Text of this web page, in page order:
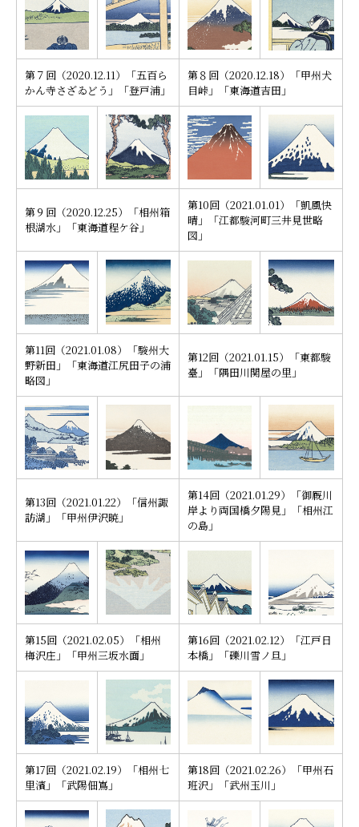
第７回（2020.12.11）「五百ら
かん寺さざゐどう」「登戸浦」
第８回（2020.12.18）「甲州犬
目峠」「東海道吉田」
第９回（2020.12.25）「相州箱
根湖水」「東海道程ケ谷」
第10回（2021.01.01）「凱風快
晴」「江都駿河町三井見世略
図」
第11回（2021.01.08）「駿州大
野新田」「東海道江尻田子の浦
略図」
第12回（2021.01.15）「東都駿
臺」「隅田川関屋の里」
第13回（2021.01.22）「信州諏
訪湖」「甲州伊沢暁」
第14回（2021.01.29）「御厩川
岸より両国橋夕陽見」「相州江
の島」
第15回（2021.02.05）「相州
梅沢庄」「甲州三坂水面」
第16回（2021.02.12）「江戸日
本橋」「礫川雪ノ旦」
第17回（2021.02.19）「相州七
里濱」「武陽佃嶌」
第18回（2021.02.26）「甲州石
班沢」「武州玉川」